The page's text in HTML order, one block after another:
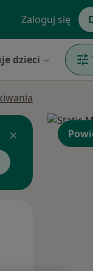
Zaloguj się
dzieci